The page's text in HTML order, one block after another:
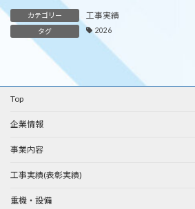
カテゴリー 工事実績
タグ 2026
Top
企業情報
事業内容
工事実績(表彰実績)
重機・設備